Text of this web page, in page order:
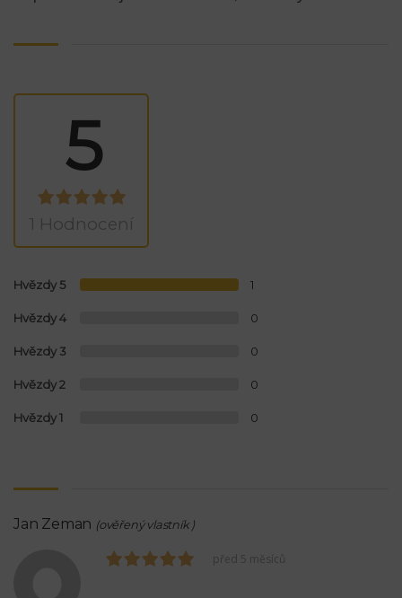
5
1 Hodnocení
Hvězdy 5 1
Hvězdy 4 0
Hvězdy 3 0
Hvězdy 2 0
Hvězdy 1 0
Jan Zeman (ověřený vlastník )
před 5 měsíců